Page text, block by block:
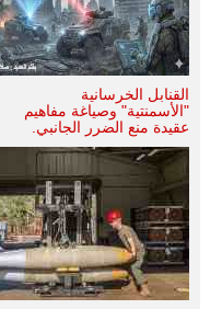
القنابل الخرسانية
"الأسمنتية" وصياغة مفاهيم
عقيدة منع الضرر الجانبي.